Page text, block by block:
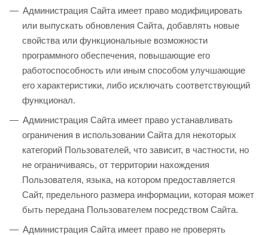
Администрация Сайта имеет право модифицировать
или выпускать обновления Сайта, добавлять новые
свойства или функциональные возможности
программного обеспечения, повышающие его
работоспособность или иным способом улучшающие
его характеристики, либо исключать соответствующий
функционал.
Администрация Сайта имеет право устанавливать
ограничения в использовании Сайта для некоторых
категорий Пользователей, что зависит, в частности, но
не ограничиваясь, от территории нахождения
Пользователя, языка, на котором предоставляется
Сайт, предельного размера информации, которая может
быть передана Пользователем посредством Сайта.
Администрация Сайта имеет право не проверять